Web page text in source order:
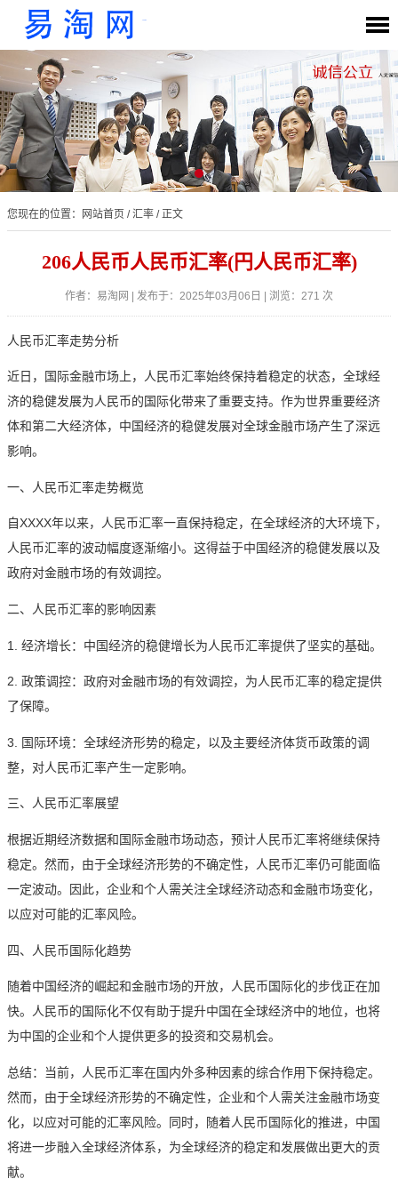
您现在的位置： 网站首页 /汇率 / 正文
206人民币人民币汇率(円人民币汇率)
作者：易淘网 | 发布于：2025年03月06日 | 浏览：271 次
人民币汇率走势分析
近日，国际金融市场上，人民币汇率始终保持着稳定的状态，全球经
济的稳健发展为人民币的国际化带来了重要支持。作为世界重要经济
体和第二大经济体，中国经济的稳健发展对全球金融市场产生了深远
影响。
一、人民币汇率走势概览
自XXXX年以来，人民币汇率一直保持稳定，在全球经济的大环境下，
人民币汇率的波动幅度逐渐缩小。这得益于中国经济的稳健发展以及
政府对金融市场的有效调控。
二、人民币汇率的影响因素
1. 经济增长：中国经济的稳健增长为人民币汇率提供了坚实的基础。
2. 政策调控：政府对金融市场的有效调控，为人民币汇率的稳定提供
了保障。
3. 国际环境：全球经济形势的稳定，以及主要经济体货币政策的调
整，对人民币汇率产生一定影响。
三、人民币汇率展望
根据近期经济数据和国际金融市场动态，预计人民币汇率将继续保持
稳定。然而，由于全球经济形势的不确定性，人民币汇率仍可能面临
一定波动。因此，企业和个人需关注全球经济动态和金融市场变化，
以应对可能的汇率风险。
四、人民币国际化趋势
随着中国经济的崛起和金融市场的开放，人民币国际化的步伐正在加
快。人民币的国际化不仅有助于提升中国在全球经济中的地位，也将
为中国的企业和个人提供更多的投资和交易机会。
总结：当前，人民币汇率在国内外多种因素的综合作用下保持稳定。
然而，由于全球经济形势的不确定性，企业和个人需关注金融市场变
化，以应对可能的汇率风险。同时，随着人民币国际化的推进，中国
将进一步融入全球经济体系，为全球经济的稳定和发展做出更大的贡
献。